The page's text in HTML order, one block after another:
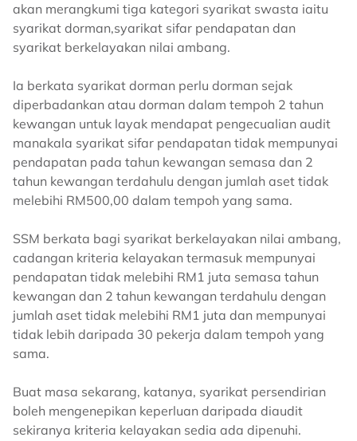
akan merangkumi tiga kategori syarikat swasta iaitu
syarikat dorman,syarikat sifar pendapatan dan
syarikat berkelayakan nilai ambang.
Ia berkata syarikat dorman perlu dorman sejak
diperbadankan atau dorman dalam tempoh 2 tahun
kewangan untuk layak mendapat pengecualian audit
manakala syarikat sifar pendapatan tidak mempunyai
pendapatan pada tahun kewangan semasa dan 2
tahun kewangan terdahulu dengan jumlah aset tidak
melebihi RM500,00 dalam tempoh yang sama.
SSM berkata bagi syarikat berkelayakan nilai ambang,
cadangan kriteria kelayakan termasuk mempunyai
pendapatan tidak melebihi RM1 juta semasa tahun
kewangan dan 2 tahun kewangan terdahulu dengan
jumlah aset tidak melebihi RM1 juta dan mempunyai
tidak lebih daripada 30 pekerja dalam tempoh yang
sama.
Buat masa sekarang, katanya, syarikat persendirian
boleh mengenepikan keperluan daripada diaudit
sekiranya kriteria kelayakan sedia ada dipenuhi.